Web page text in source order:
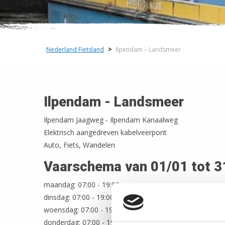
Nederland Fietsland > Ilpendam – Landsmeer
Ilpendam - Landsmeer
Ilpendam Jaagweg - Ilpendam Kanaalweg
Elektrisch aangedreven kabelveerpont
Auto, Fiets, Wandelen
Vaarschema van 01/01 tot
maandag: 07:00 - 19:00;
dinsdag: 07:00 - 19:00;
woensdag: 07:00 - 19:00;
donderdag: 07:00 - 19:00;